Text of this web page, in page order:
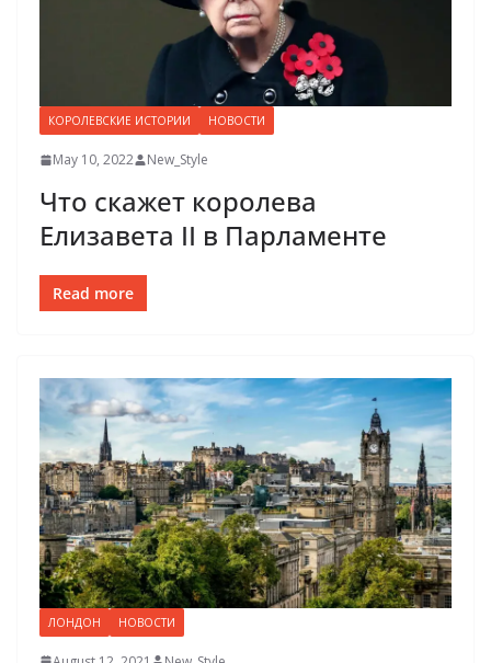
КОРОЛЕВСКИЕ ИСТОРИИ НОВОСТИ
May 10, 2022 New_Style
Что скажет королева
Елизавета II в Парламенте
Read more
ЛОНДОН НОВОСТИ